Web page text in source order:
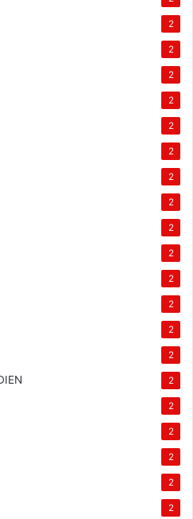
2
2
2
2
2
2
2
2
2
2
2
2
2
2
2
2
2
2
2
2